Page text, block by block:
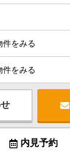
件をみる
件をみる
内見予約